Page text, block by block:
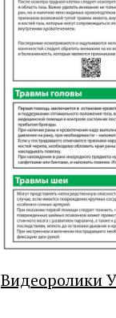
Видеоролики